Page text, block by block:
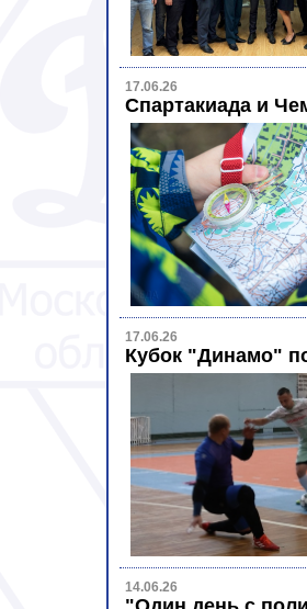
17.06.26
Спартакиада и
17.06.26
Кубок "Динамо"
14.06.26